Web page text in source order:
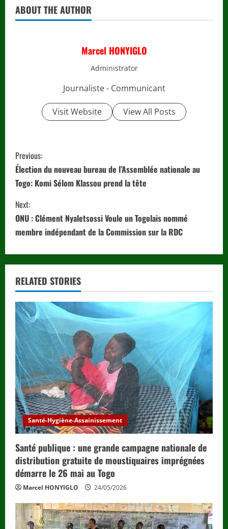
ABOUT THE AUTHOR
Marcel HONYIGLO
Administrator
Journaliste - Communicant
Visit Website View All Posts
C
o
n
t
i
n
u
e
R
e
a
d
i
n
g
Previous:
Élection du nouveau bureau de l’Assemblée nationale au
Togo: Komi Sélom Klassou prend la tête
Next:
ONU : Clément Nyaletsossi Voule un Togolais nommé
membre indépendant de la Commission sur la RDC
RELATED STORIES
Santé-Hygiène-Assainissement
Santé publique : une grande campagne nationale de
distribution gratuite de moustiquaires imprégnées
démarre le 26 mai au Togo
Marcel HONYIGLO 24/05/2026